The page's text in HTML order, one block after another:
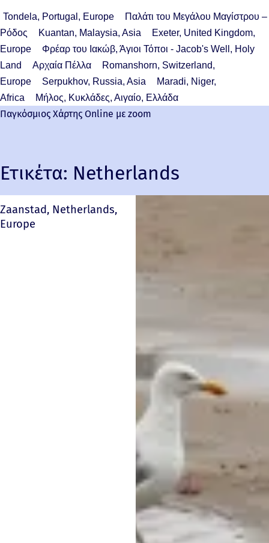
Tondela, Portugal, Europe
Παλάτι του Μεγάλου Μαγίστρου –
Ρόδος
Kuantan, Malaysia, Asia
Exeter, United Kingdom,
Europe
Φρέαρ του Ιακώβ, Άγιοι Τόποι - Jacob's Well, Holy
Land
Αρχαία Πέλλα
Romanshorn, Switzerland,
Europe
Serpukhov, Russia, Asia
Maradi, Niger,
Africa
Μήλος, Κυκλάδες, Αιγαίο, Ελλάδα
Παγκόσμιος Χάρτης Online με zoom
Ετικέτα: Netherlands
Zaanstad, Netherlands,
Europe